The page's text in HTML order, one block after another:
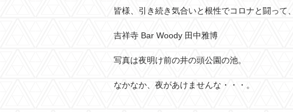
皆様、引き続き気合いと根性でコロナと闘って
吉祥寺 Bar Woody 田中雅博
写真は夜明け前の井の頭公園の池。
なかなか、夜があけませんな・・・。